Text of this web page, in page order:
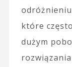
które
dużym